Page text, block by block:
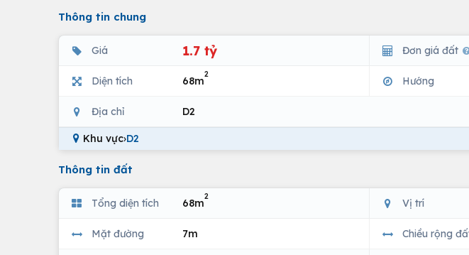
Thông tin chung
Giá 1.7 tỷ Đơn giá đất
Diện tích 68m
2
Hướng
Địa chỉ D2
Khu vực›D2
Thông tin đất
Tổng diện tích 68m
2
Vị trí
Mặt đường 7m Chiều rộng